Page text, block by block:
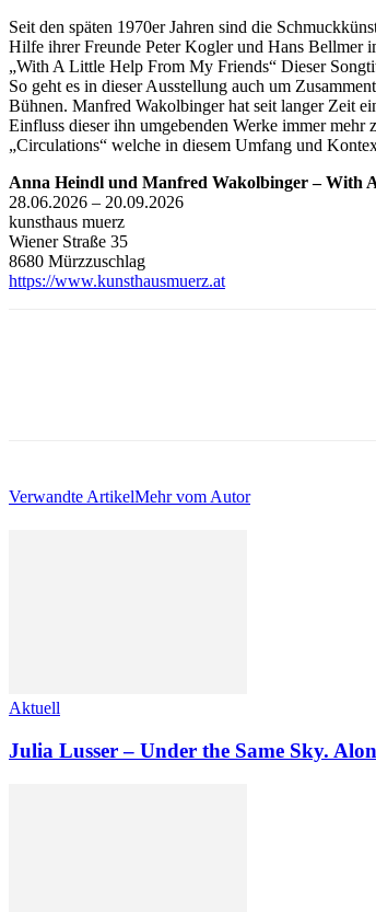
Seit den späten 1970er Jahren sind die
Hilfe ihrer Freunde Peter Kogler und Hans Bellmer
„With A Little Help From My Friends“ Dieser
So geht es in dieser Ausstellung auch um
Bühnen. Manfred Wakolbinger hat seit langer Zeit
Einfluss dieser ihn umgebenden Werke immer
„Circulations“ welche in diesem Umfang und
Anna Heindl und Manfred Wakolbinger – With
28.06.2026 – 20.09.2026
kunsthaus muerz
Wiener Straße 35
8680 Mürzzuschlag
https://www.kunsthausmuerz.at
Verwandte ArtikelMehr vom Autor
Aktuell
Julia Lusser – Under the Same Sky.